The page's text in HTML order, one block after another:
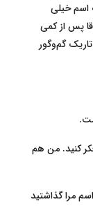
اسم خیلی
پس از کمی
گم‌و‌گور
کنید. من هم
مرا گذاشتید